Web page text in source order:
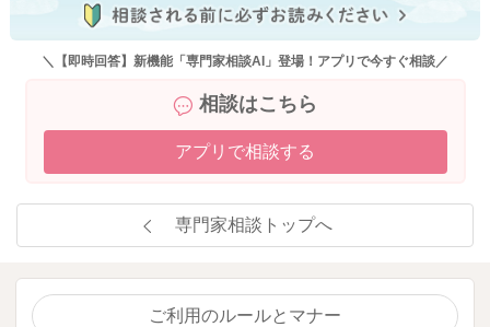
＼【即時回答】新機能「専門家相談AI」登場！アプリで今すぐ相談／
相談はこちら
アプリで相談する
専門家相談トップへ
ご利用のルールとマナー